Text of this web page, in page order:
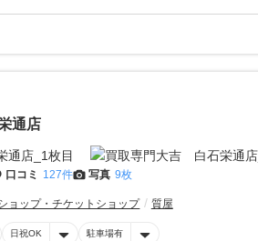
通店
口コミ 127件 写真 9枚
ョップ・チケットショップ 質屋
日祝OK 駐車場有